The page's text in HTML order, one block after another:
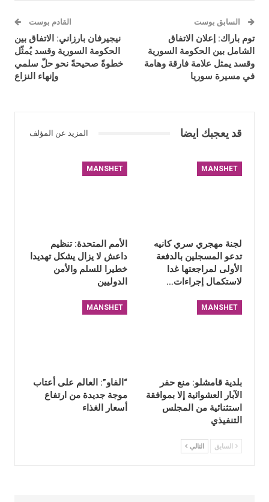
السابق بوست
توم باراك: إعلان الاتفاق
الشامل بين الحكومة السورية
وقسد يمثل علامة فارقة وهامة
في مسيرة سوريا
القادم بوست
نيجيرفان بارزاني: الاتفاق بين
الحكومة السورية وقسد يُمثّل
خطوةً صحيحةً نحو حلّ سلمي
وإنهاء النزاع
قد يعجبك ايضا المزيد عن المؤلف
MANSHET
لجنة مهجري سري كانيه
تدعو المسجلين بالدفعة
الأولى لمراجعتها غدا
لاستكمال إجراءات…
MANSHET
الأمم المتحدة: تنظيم
داعش لا يزال يشكل تهديدا
خطيرا للسلم والأمن
الدوليين
MANSHET
بلدية قامشلو: منع حفر
الآبار العشوائية إلا بموافقة
استثنائية من المجلس
التنفيذي
MANSHET
“الفاو”: العالم على أعتاب
موجة جديدة من ارتفاع
أسعار الغذاء
السابق التالي